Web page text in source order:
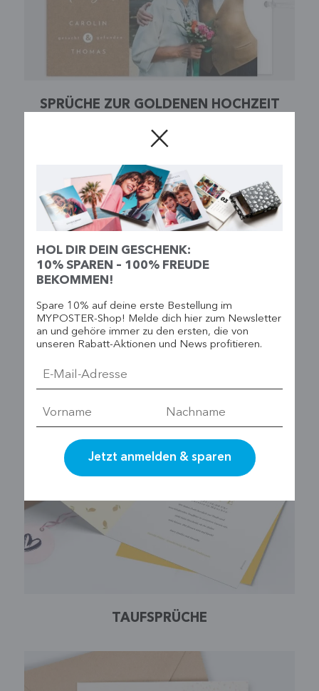
SPRÜCHE ZUR GOLDENEN HOCHZEIT
TAUFSPRÜCHE
HOL DIR DEIN GESCHENK:
10% SPAREN – 100% FREUDE
BEKOMMEN!
Spare 10% auf deine erste Bestellung im
MYPOSTER-Shop! Melde dich hier zum Newsletter
an und gehöre immer zu den ersten, die von
unseren Rabatt-Aktionen und News profitieren.